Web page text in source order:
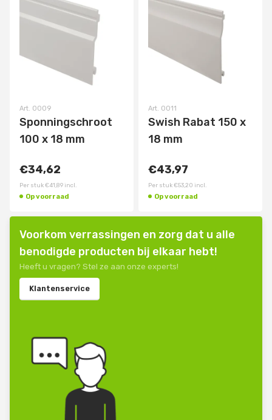
Art. 0009
Sponningschroot
100 x 18 mm
€34,62
Per stuk€41,89 incl.
Op voorraad
Art. 0011
Swish Rabat 150 x
18 mm
€43,97
Per stuk€53,20 incl.
Op voorraad
Voorkom verrassingen en zorg dat u alle
benodigde producten bij elkaar hebt!
Heeft u vragen? Stel ze aan onze experts!
Klantenservice